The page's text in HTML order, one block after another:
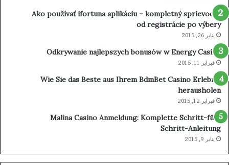
Ako používať ifortuna aplikáciu – kompletný sprievodca
od registrácie po výbery
يناير 26, 2015
Odkrywanie najlepszych bonusów w Energy Casino
فبراير 11, 2015
Wie Sie das Beste aus Ihrem BdmBet Casino Erlebnis
herausholen
فبراير 12, 2015
Malina Casino Anmeldung: Komplette Schritt-für-
Schritt-Anleitung
يناير 9, 2015